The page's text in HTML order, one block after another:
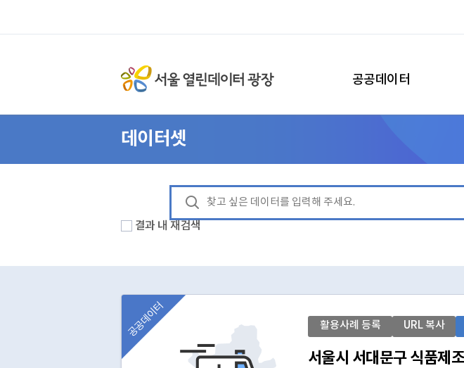
공공데이터
데이터셋
결과 내 재검색
공공데이터 활용사례 등록 URL 복사
서울시 서대문구 식품제